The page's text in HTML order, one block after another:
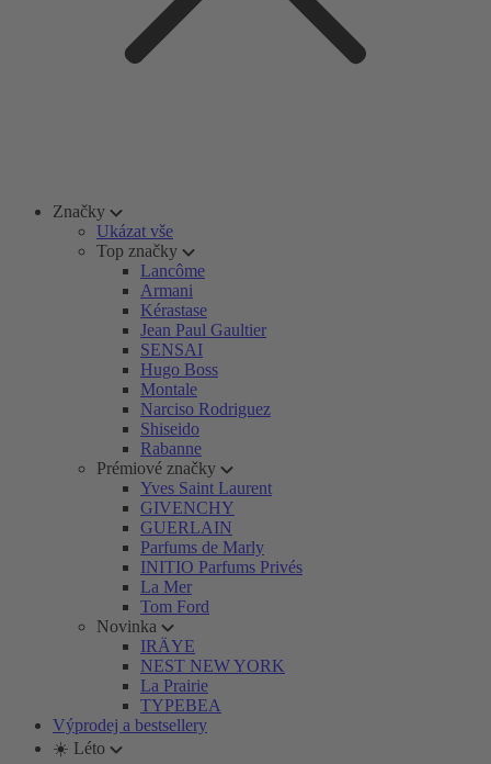
Značky
Ukázat vše
Top značky
Lancôme
Armani
Kérastase
Jean Paul Gaultier
SENSAI
Hugo Boss
Montale
Narciso Rodriguez
Shiseido
Rabanne
Prémiové značky
Yves Saint Laurent
GIVENCHY
GUERLAIN
Parfums de Marly
INITIO Parfums Privés
La Mer
Tom Ford
Novinka
IRÄYE
NEST NEW YORK
La Prairie
TYPEBEA
Výprodej a bestsellery
☀️ Léto